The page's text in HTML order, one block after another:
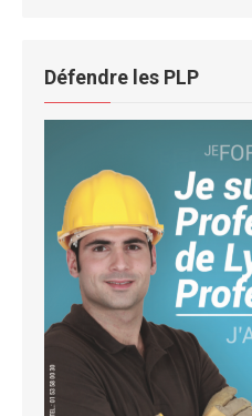
Défendre les PLP